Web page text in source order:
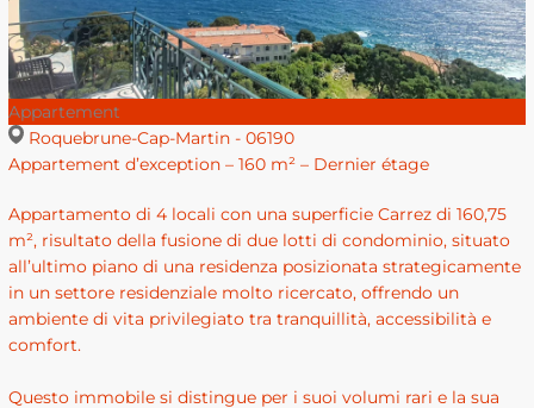
Appartement
Roquebrune-Cap-Martin - 06190
Appartement d’exception – 160 m² – Dernier étage
Appartamento di 4 locali con una superficie Carrez di 160,75
m², risultato della fusione di due lotti di condominio, situato
all’ultimo piano di una residenza posizionata strategicamente
in un settore residenziale molto ricercato, offrendo un
ambiente di vita privilegiato tra tranquillità, accessibilità e
comfort.
Questo immobile si distingue per i suoi volumi rari e la sua